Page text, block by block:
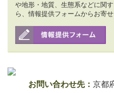
や地形・地質、生態系などに関
ら、情報提供フォームからお寄せ
お問い合わせ先： 京都